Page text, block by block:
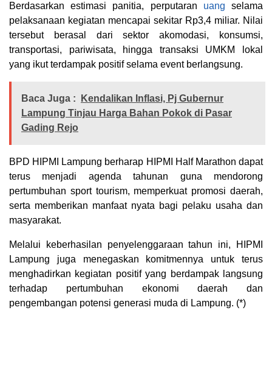
Berdasarkan estimasi panitia, perputaran uang selama
pelaksanaan kegiatan mencapai sekitar Rp3,4 miliar. Nilai
tersebut berasal dari sektor akomodasi, konsumsi,
transportasi, pariwisata, hingga transaksi UMKM lokal
yang ikut terdampak positif selama event berlangsung.
Baca Juga :
Kendalikan Inflasi, Pj Gubernur
Lampung Tinjau Harga Bahan Pokok di Pasar
Gading Rejo
BPD HIPMI Lampung berharap HIPMI Half Marathon dapat
terus menjadi agenda tahunan guna mendorong
pertumbuhan sport tourism, memperkuat promosi daerah,
serta memberikan manfaat nyata bagi pelaku usaha dan
masyarakat.
Melalui keberhasilan penyelenggaraan tahun ini, HIPMI
Lampung juga menegaskan komitmennya untuk terus
menghadirkan kegiatan positif yang berdampak langsung
terhadap pertumbuhan ekonomi daerah dan
pengembangan potensi generasi muda di Lampung. (*)